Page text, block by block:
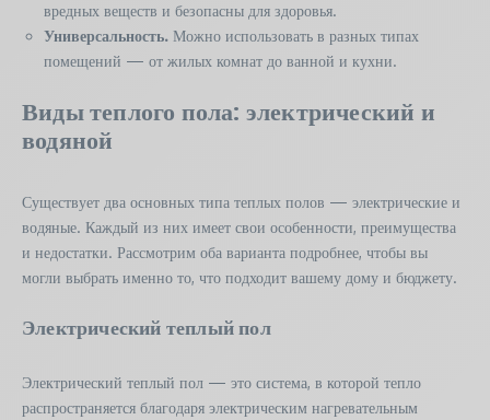
вредных веществ и безопасны для здоровья.
Универсальность. Можно использовать в разных типах
помещений — от жилых комнат до ванной и кухни.
Виды теплого пола: электрический и
водяной
Существует два основных типа теплых полов — электрические и
водяные. Каждый из них имеет свои особенности, преимущества
и недостатки. Рассмотрим оба варианта подробнее, чтобы вы
могли выбрать именно то, что подходит вашему дому и бюджету.
Электрический теплый пол
Электрический теплый пол — это система, в которой тепло
распространяется благодаря электрическим нагревательным